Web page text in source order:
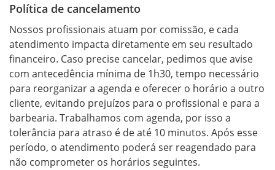
Política de cancelamento
Nossos profissionais atuam por comissão, e cada
atendimento impacta diretamente em seu resultado
financeiro. Caso precise cancelar, pedimos que avise
com antecedência mínima de 1h30, tempo necessário
para reorganizar a agenda e oferecer o horário a outro
cliente, evitando prejuízos para o profissional e para a
barbearia. Trabalhamos com agenda, por isso a
tolerância para atraso é de até 10 minutos. Após esse
período, o atendimento poderá ser reagendado para
não comprometer os horários seguintes.